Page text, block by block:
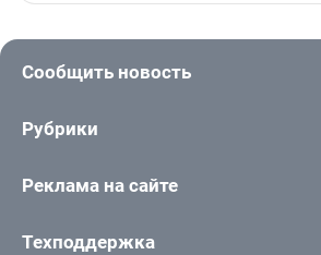
Сообщить новость
Рубрики
Реклама на сайте
Техподдержка